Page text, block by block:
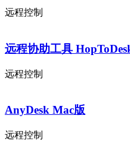
远程控制
远程协助工具
远程控制
AnyDesk Mac版
远程控制